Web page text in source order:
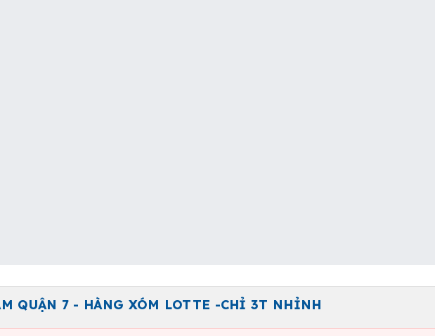
QUẬN 7 - HÀNG XÓM LOTTE -CHỈ 3T NHỈNH